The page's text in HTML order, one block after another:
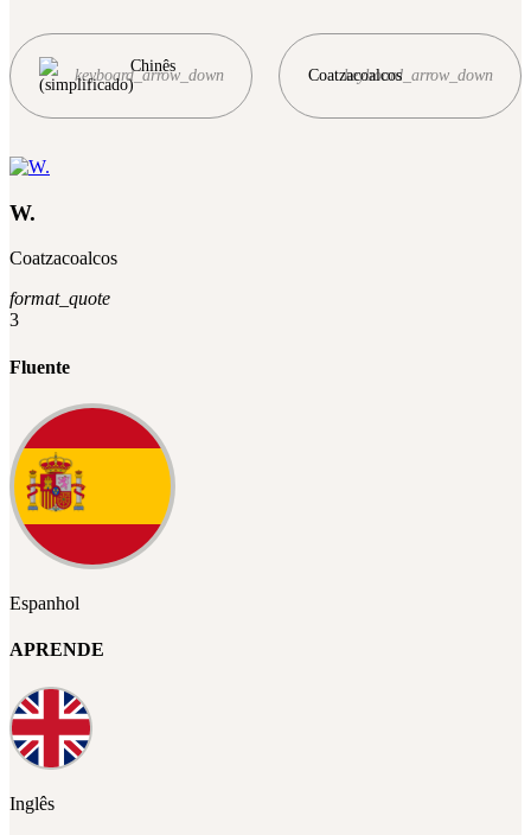
Chinês
(simplificado)
keyboard_arrow_down Coatzacoalcos
keyboard_arrow_down
W.
Coatzacoalcos
format_quote
3
Fluente
Espanhol
APRENDE
Inglês